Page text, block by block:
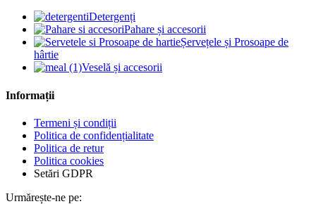
Detergenți
Pahare și accesorii
Șervețele și Prosoape de
hârtie
Veselă și accesorii
Informații
Termeni și condiții
Politica de confidențialitate
Politica de retur
Politica cookies
Setări GDPR
Urmărește-ne pe: